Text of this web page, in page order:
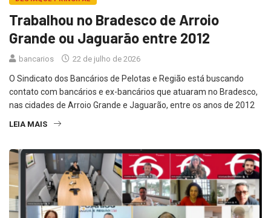
Trabalhou no Bradesco de Arroio
Grande ou Jaguarão entre 2012
bancarios 22 de julho de 2026
O Sindicato dos Bancários de Pelotas e Região está buscando
contato com bancários e ex-bancários que atuaram no Bradesco,
nas cidades de Arroio Grande e Jaguarão, entre os anos de 2012
LEIA MAIS